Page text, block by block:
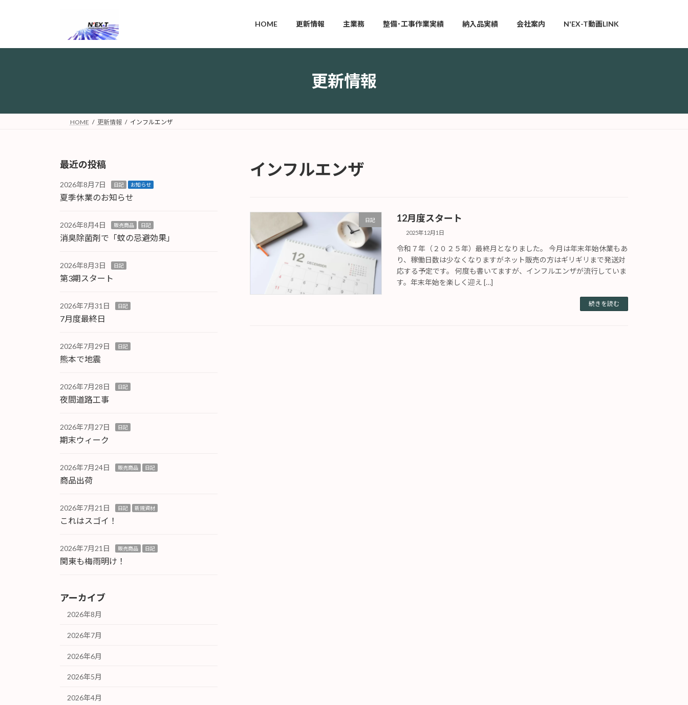
プ
動
HOME 更新情報 主業務 整備･工事作業実績 納入品実績 会社案内 N'EX-T動画LINK
更新情報
HOME 更新情報 インフルエンザ
インフルエンザ
日記 12月度スタート
2025年12月1日
令和７年（２０２５年）最終月となりました。 今月は年末年始休業もあ
り、稼働日数は少なくなりますがネット販売の方はギリギリまで発送対
応する予定です。 何度も書いてますが、インフルエンザが流行していま
す。年末年始を楽しく迎え […]
続きを読む
最近の投稿
2026年8月7日 日記 お知らせ
夏季休業のお知らせ
2026年8月4日 販売商品 日記
消臭除菌剤で「蚊の忌避効果」
2026年8月3日 日記
第3期スタート
2026年7月31日 日記
7月度最終日
2026年7月29日 日記
熊本で地震
2026年7月28日 日記
夜間道路工事
2026年7月27日 日記
期末ウィーク
2026年7月24日 販売商品 日記
商品出荷
2026年7月21日 日記 新規資材
これはスゴイ！
2026年7月21日 販売商品 日記
関東も梅雨明け！
アーカイブ
2026年8月
2026年7月
2026年6月
2026年5月
2026年4月